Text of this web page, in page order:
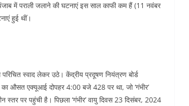
में पराली जलाने की घटनाएं इस साल काफी कम हैं (11 नवंबर
हुई थीं।
स्वाद लेकर उठे। केंद्रीय प्रदूषण नियंत्रण बोर्ड
औसत एक्यूआई दोपहर 4:00 बजे 428 पर था, जो ‘गंभीर’
पर पहुंची है। पिछला ‘गंभीर’ वायु दिवस 23 दिसंबर, 2024